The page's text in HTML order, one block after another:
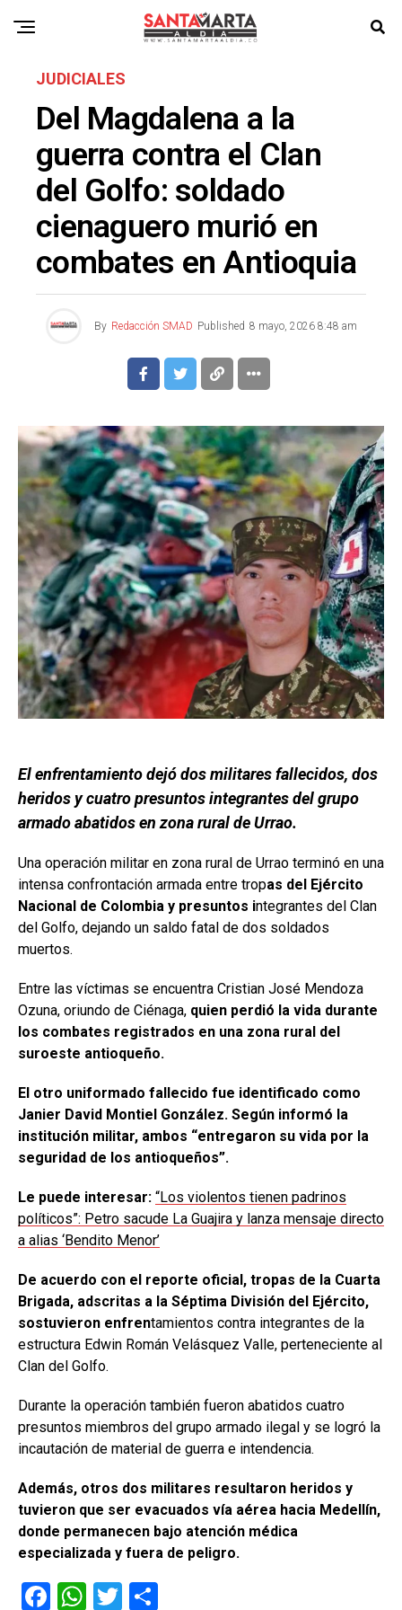
JUDICIALES
Del Magdalena a la
guerra contra el Clan
del Golfo: soldado
cienaguero murió en
combates en Antioquia
By Redacción SMAD Published 8 mayo, 2026 8:48 am
El enfrentamiento dejó dos militares fallecidos, dos
heridos y cuatro presuntos integrantes del grupo
armado abatidos en zona rural de Urrao.
Una operación militar en zona rural de Urrao terminó en una
intensa confrontación armada entre tropas del Ejército
Nacional de Colombia y presuntos integrantes del Clan
del Golfo, dejando un saldo fatal de dos soldados
muertos.
Entre las víctimas se encuentra Cristian José Mendoza
Ozuna, oriundo de Ciénaga, quien perdió la vida durante
los combates registrados en una zona rural del
suroeste antioqueño.
El otro uniformado fallecido fue identificado como
Janier David Montiel González. Según informó la
institución militar, ambos “entregaron su vida por la
seguridad de los antioqueños”.
Le puede interesar: “Los violentos tienen padrinos
políticos”: Petro sacude La Guajira y lanza mensaje directo
a alias ‘Bendito Menor’
De acuerdo con el reporte oficial, tropas de la Cuarta
Brigada, adscritas a la Séptima División del Ejército,
sostuvieron enfrentamientos contra integrantes de la
estructura Edwin Román Velásquez Valle, perteneciente al
Clan del Golfo.
Durante la operación también fueron abatidos cuatro
presuntos miembros del grupo armado ilegal y se logró la
incautación de material de guerra e intendencia.
Además, otros dos militares resultaron heridos y
tuvieron que ser evacuados vía aérea hacia Medellín,
donde permanecen bajo atención médica
especializada y fuera de peligro.
F
W T